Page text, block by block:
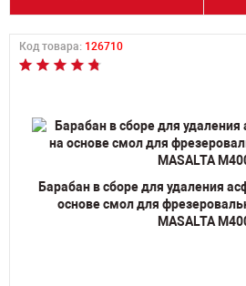
Код товара: 126710
Барабан в сборе для удаления
основе смол для
MASALTA